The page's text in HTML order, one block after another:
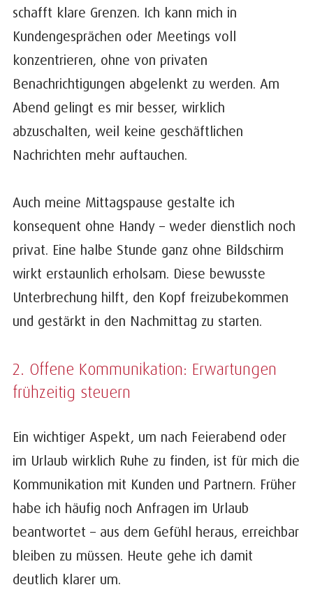
schafft klare Grenzen. Ich kann mich in
Kundengesprächen oder Meetings voll
konzentrieren, ohne von privaten
Benachrichtigungen abgelenkt zu werden. Am
Abend gelingt es mir besser, wirklich
abzuschalten, weil keine geschäftlichen
Nachrichten mehr auftauchen.
Auch meine Mittagspause gestalte ich
konsequent ohne Handy – weder dienstlich noch
privat. Eine halbe Stunde ganz ohne Bildschirm
wirkt erstaunlich erholsam. Diese bewusste
Unterbrechung hilft, den Kopf freizubekommen
und gestärkt in den Nachmittag zu starten.
2. Offene Kommunikation: Erwartungen
frühzeitig steuern
Ein wichtiger Aspekt, um nach Feierabend oder
im Urlaub wirklich Ruhe zu finden, ist für mich die
Kommunikation mit Kunden und Partnern. Früher
habe ich häufig noch Anfragen im Urlaub
beantwortet – aus dem Gefühl heraus, erreichbar
bleiben zu müssen. Heute gehe ich damit
deutlich klarer um.